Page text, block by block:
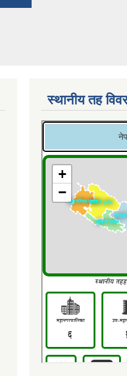
स्थानीय तह